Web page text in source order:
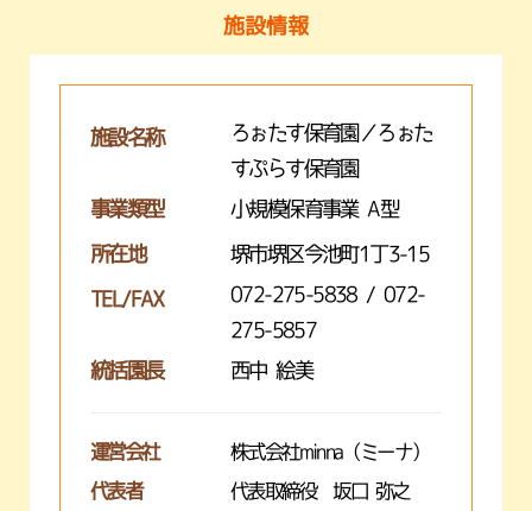
施設情報
施設名称
ろぉたす保育園／ろぉた
すぷらす保育園
事業類型
小規模保育事業 A型
所在地 堺市堺区今池町1丁3-15
TEL/FAX
072-275-5838 / 072-
275-5857
統括園長
西中 絵美
運営会社 株式会社minna（ミーナ）
代表者 代表取締役 坂口 弥之